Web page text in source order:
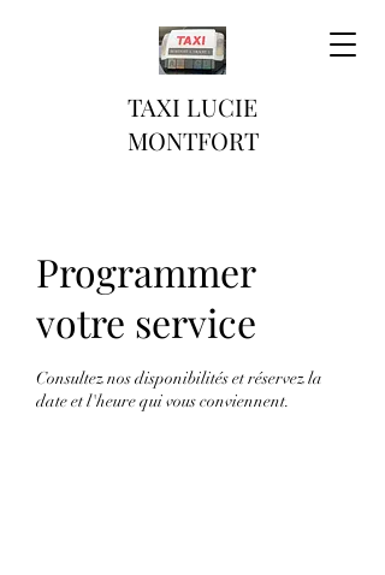
TAXI LUCIE
MONTFORT
Programmer
votre service
Consultez nos disponibilités et réservez la
date et l'heure qui vous conviennent.